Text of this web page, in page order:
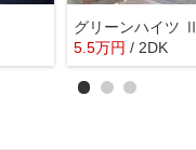
グリーンハイツ Ⅱ
5.5万円 / 2DK